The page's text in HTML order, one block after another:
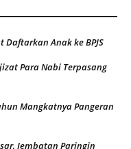
Daftarkan Anak ke BPJS
Para Nabi Terpasang
Mangkatnya Pangeran
Jembatan Paringin